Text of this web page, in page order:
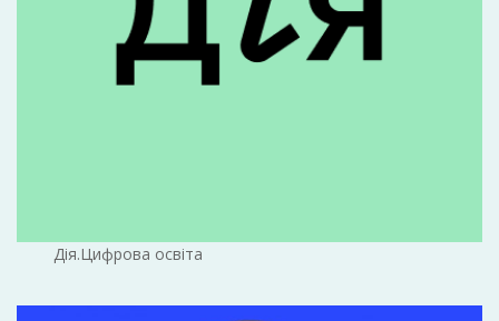
Дія.Цифрова освіта